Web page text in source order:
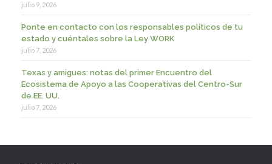
julio 9, 2026
Ponte en contacto con los responsables políticos de tu
estado y cuéntales sobre la Ley WORK
julio 7, 2026
Texas y amigues: notas del primer Encuentro del
Ecosistema de Apoyo a las Cooperativas del Centro-Sur
de EE. UU.
julio 7, 2026